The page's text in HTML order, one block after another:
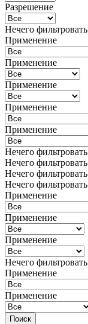
Разрешение
Нечего фильтровать
Применение
Применение
Применение
Применение
Применение
Нечего фильтровать
Нечего фильтровать
Нечего фильтровать
Нечего фильтровать
Применение
Применение
Применение
Нечего фильтровать
Применение
Применение
Поиск